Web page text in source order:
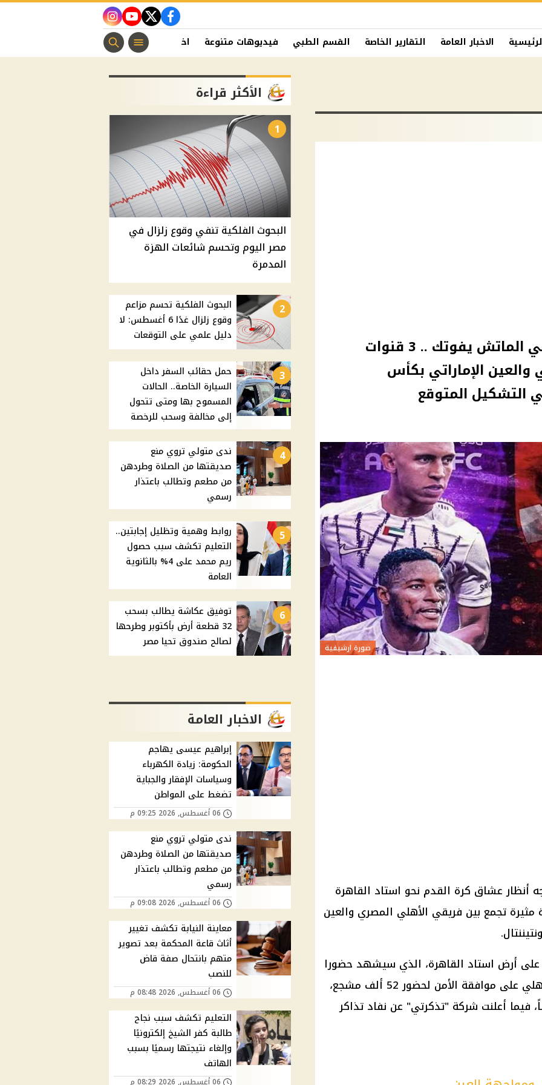
facebook
twitter
youtube
instagram
الاخبار العامة التقارير الخاصة القسم الطبي فيديوهات متنوعة اخبار الفن منوعات مسيحية
ببلاش ثبت التردد حالا أوعي الماتش يفوتك .. 3 قنوات
والعين الإماراتي بكأس
التشكيل المتوقع
صورة ارشيفية
أنظار عشاق كرة القدم نحو استاد القاهرة
مثيرة تجمع بين فريقي الأهلي المصري والعين
أرض استاد القاهرة، الذي سيشهد حضورا
جماهيريا ضخماً، في ظل حصول الأهلي على موافقة الأمن لحضور 52 ألف مشجع،
فيما أعلنت شركة "تذكرتي" عن نفاد تذاكر
الأكثر قراءة
1
البحوث الفلكية تنفي وقوع زلزال في
مصر اليوم وتحسم شائعات الهزة
المدمرة
2
البحوث الفلكية تحسم مزاعم
وقوع زلزال غدًا 6 أغسطس: لا
دليل علمي على التوقعات
3
حمل حقائب السفر داخل
السيارة الخاصة.. الحالات
المسموح بها ومتى تتحول
إلى مخالفة وسحب للرخصة
4
ندى متولي تروي منع
صديقتها من الصلاة وطردهن
من مطعم وتطالب باعتذار
رسمي
5
روابط وهمية وتظليل إجابتين..
التعليم تكشف سبب حصول
ريم محمد على 4% بالثانوية
العامة
6
توفيق عكاشة يطالب بسحب
32 قطعة أرض بأكتوبر وطرحها
لصالح صندوق تحيا مصر
الاخبار العامة
إبراهيم عيسى يهاجم
الحكومة: زيادة الكهرباء
وسياسات الإفقار والجباية
تضغط على المواطن
06 أغسطس, 2026 09:25 م
ندى متولي تروي منع
صديقتها من الصلاة وطردهن
من مطعم وتطالب باعتذار
رسمي
06 أغسطس, 2026 09:08 م
معاينة النيابة تكشف تغيير
أثاث قاعة المحكمة بعد تصوير
متهم بانتحال صفة قاض
للنصب
06 أغسطس, 2026 08:48 م
التعليم تكشف سبب نجاح
طالبة كفر الشيخ إلكترونيًا
وإلغاء نتيجتها رسميًا بسبب
الهاتف
06 أغسطس, 2026 08:29 م